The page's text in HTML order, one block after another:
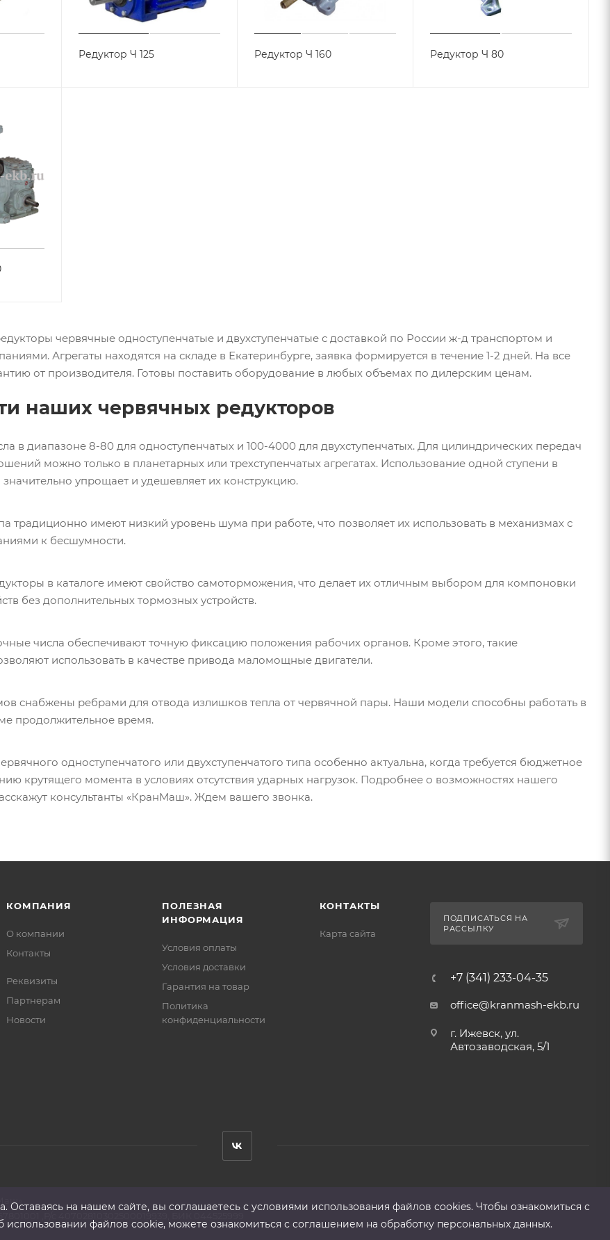
Редуктор Ч 125 Редуктор Ч 160 Редуктор Ч 80
червячные одноступенчатые и двухступенчатые с доставкой по России ж-д транспортом и
Агрегаты находятся на складе в Екатеринбурге, заявка формируется в течение 1-2 дней. На все
от производителя. Готовы поставить оборудование в любых объемах по дилерским ценам.
наших червячных редукторов
в диапазоне 8-80 для одноступенчатых и 100-4000 для двухступенчатых. Для цилиндрических передач
можно только в планетарных или трехступенчатых агрегатах. Использование одной ступени в
упрощает и удешевляет их конструкцию.
традиционно имеют низкий уровень шума при работе, что позволяет их использовать в механизмах с
к бесшумности.
в каталоге имеют свойство самоторможения, что делает их отличным выбором для компоновки
без дополнительных тормозных устройств.
числа обеспечивают точную фиксацию положения рабочих органов. Кроме этого, такие
использовать в качестве привода маломощные двигатели.
снабжены ребрами для отвода излишков тепла от червячной пары. Наши модели способны работать в
продолжительное время.
одноступенчатого или двухступенчатого типа особенно актуальна, когда требуется бюджетное
крутящего момента в условиях отсутствия ударных нагрузок. Подробнее о возможностях нашего
консультанты «КранМаш». Ждем вашего звонка.
КОМПАНИЯ
О компании
Контакты
Реквизиты
Партнерам
Новости
ПОЛЕЗНАЯ
ИНФОРМАЦИЯ
Условия оплаты
Условия доставки
Гарантия на товар
Политика
конфиденциальности
КОНТАКТЫ
Карта сайта
ПОДПИСАТЬСЯ НА
РАССЫЛКУ
+7 (341) 233-04-35
office@kranmash-ekb.ru
г. Ижевск, ул.
Автозаводская, 5/1
,Р/с 40702810302500019939, БИК 044525999
на нашем сайте, вы соглашаетесь с условиями использования файлов cооkies. Чтобы ознакомиться с
файлов cookie, можете ознакомиться с соглашением на обработку персональных данных.